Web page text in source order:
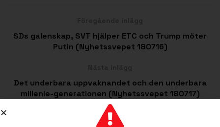
SDs galenskap, SVT hjälper ETC och Trump möter
Putin (Nyhetssvepet 180716)
Det underbara uppvaknandet och den underbara
millenie-generationen (Nyhetssvepet 180717)